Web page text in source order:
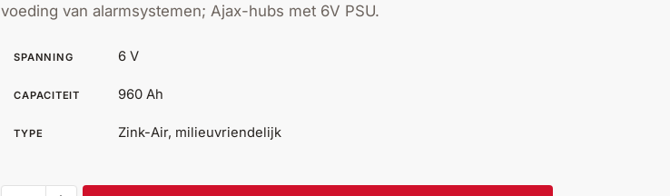
voeding van alarmsystemen; Ajax-hubs met 6V PSU.
SPANNING 6 V
CAPACITEIT 960 Ah
TYPE Zink-Air, milieuvriendelijk